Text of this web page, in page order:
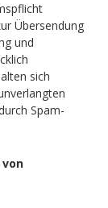
Übersendung
und
sich
Spam-